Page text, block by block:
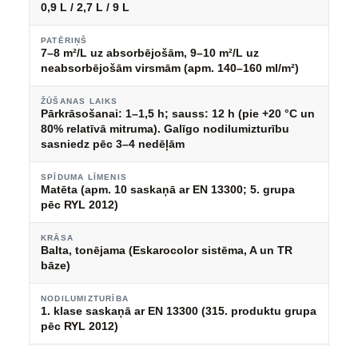
0,9 L / 2,7 L / 9 L
PATĒRIŅŠ
7–8 m²/L uz absorbējošām, 9–10 m²/L uz
neabsorbējošām virsmām (apm. 140–160 ml/m²)
ŽŪŠANAS LAIKS
Pārkrāsošanai: 1–1,5 h; sauss: 12 h (pie +20 °C un
80% relatīvā mitruma). Galīgo nodilumizturību
sasniedz pēc 3–4 nedēļām
SPĪDUMA LĪMENIS
Matēta (apm. 10 saskaņā ar EN 13300; 5. grupa
pēc RYL 2012)
KRĀSA
Balta, tonējama (Eskarocolor sistēma, A un TR
bāze)
NODILUMIZTURĪBA
1. klase saskaņā ar EN 13300 (315. produktu grupa
pēc RYL 2012)